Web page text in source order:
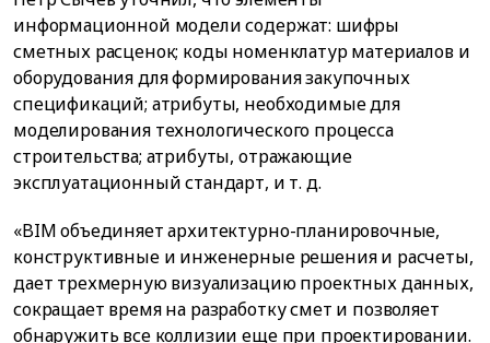
информационной модели содержат: шифры
сметных расценок; коды номенклатур материалов и
оборудования для формирования закупочных
спецификаций; атрибуты, необходимые для
моделирования технологического процесса
строительства; атрибуты, отражающие
эксплуатационный стандарт, и т. д.
«BIM объединяет архитектурно-планировочные,
конструктивные и инженерные решения и расчеты,
дает трехмерную визуализацию проектных данных,
сокращает время на разработку смет и позволяет
обнаружить все коллизии еще при проектировании.